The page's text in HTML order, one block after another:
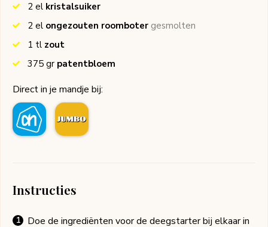
2 el kristalsuiker
2 el ongezouten roomboter gesmolten
1 tl zout
375 gr patentbloem
Direct in je mandje bij:
Instructies
Doe de ingrediënten voor de deegstarter bij elkaar in